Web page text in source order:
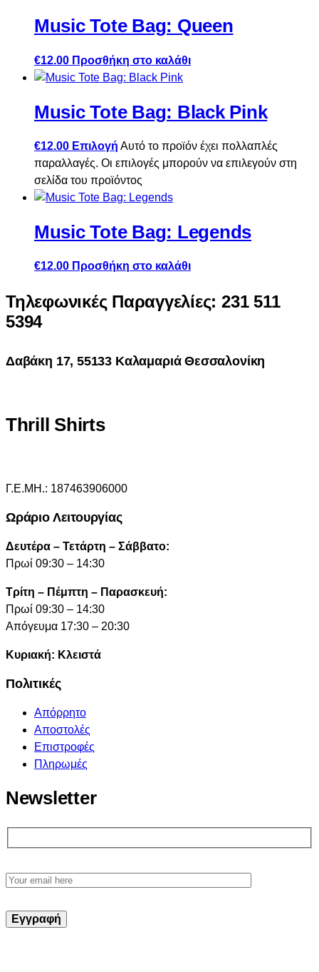
Music Tote Bag: Queen
€12.00 Προσθήκη στο καλάθι
Music Tote Bag: Black Pink
€12.00 Επιλογή Αυτό το προϊόν έχει πολλαπλές
παραλλαγές. Οι επιλογές μπορούν να επιλεγούν στη
σελίδα του προϊόντος
Music Tote Bag: Legends
€12.00 Προσθήκη στο καλάθι
Τηλεφωνικές Παραγγελίες: 231 511
5394
Δαβάκη 17, 55133 Καλαμαριά Θεσσαλονίκη
Thrill Shirts
Γ.Ε.ΜΗ.: 187463906000
Ωράριο Λειτουργίας
Δευτέρα – Τετάρτη – Σάββατο:
Πρωί 09:30 – 14:30
Τρίτη – Πέμπτη – Παρασκευή:
Πρωί 09:30 – 14:30
Απόγευμα 17:30 – 20:30
Κυριακή: Κλειστά
Πολιτικές
Απόρρητο
Αποστολές
Επιστροφές
Πληρωμές
Newsletter